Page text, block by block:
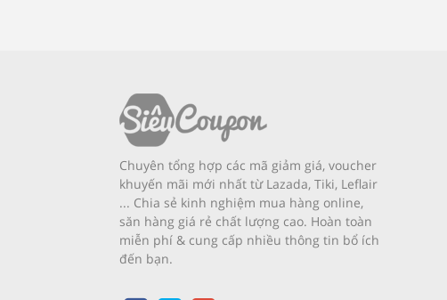
Chuyên tổng hợp các mã giảm giá, voucher
khuyến mãi mới nhất từ Lazada, Tiki, Leflair
... Chia sẻ kinh nghiệm mua hàng online,
săn hàng giá rẻ chất lượng cao. Hoàn toàn
miễn phí & cung cấp nhiều thông tin bổ ích
đến bạn.